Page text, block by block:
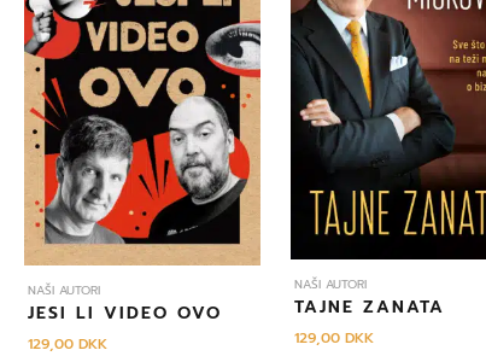
NAŠI AUTORI
JESI LI VIDEO OVO
129,00 DKK
NAŠI AUTORI
TAJNE ZANATA
129,00 DKK